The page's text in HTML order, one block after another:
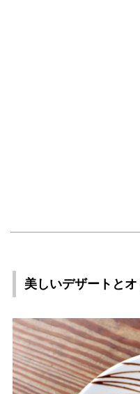
美しいデザートと